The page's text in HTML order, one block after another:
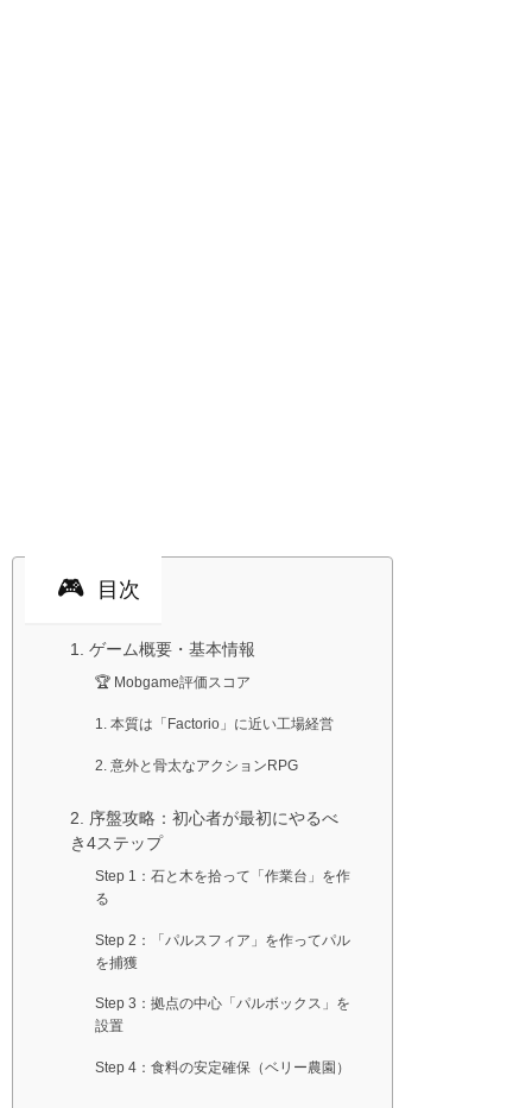
目次
1. ゲーム概要・基本情報
🏆 Mobgame評価スコア
1. 本質は「Factorio」に近い工場経営
2. 意外と骨太なアクションRPG
2. 序盤攻略：初心者が最初にやるべ
き4ステップ
Step 1：石と木を拾って「作業台」を作
る
Step 2：「パルスフィア」を作ってパル
を捕獲
Step 3：拠点の中心「パルボックス」を
設置
Step 4：食料の安定確保（ベリー農園）